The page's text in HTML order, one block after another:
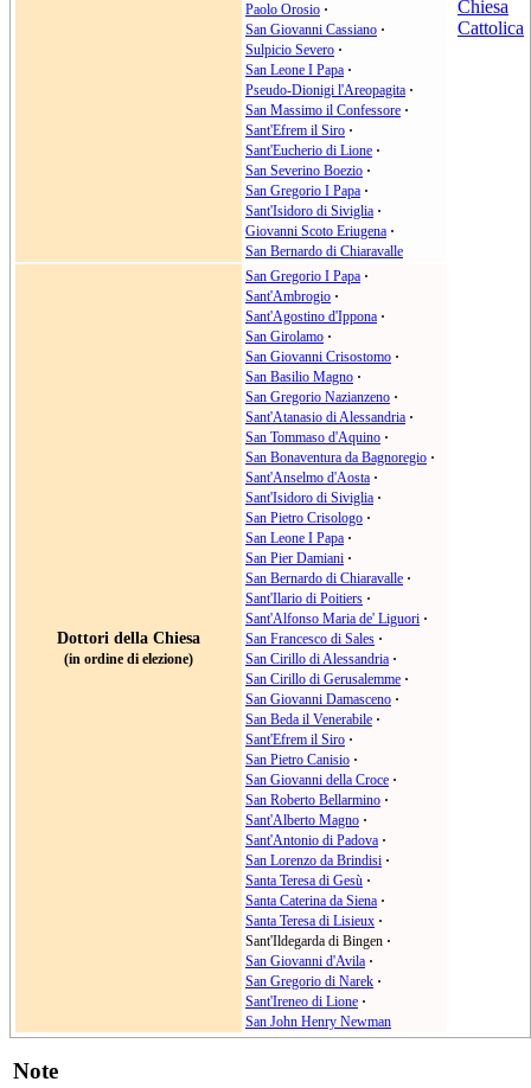
Paolo Orosio ·
San Giovanni Cassiano ·
Sulpicio Severo ·
San Leone I Papa ·
Pseudo-Dionigi l'Areopagita ·
San Massimo il Confessore ·
Sant'Efrem il Siro ·
Sant'Eucherio di Lione ·
San Severino Boezio ·
San Gregorio I Papa ·
Sant'Isidoro di Siviglia ·
Giovanni Scoto Eriugena ·
San Bernardo di Chiaravalle
Dottori della Chiesa
(in ordine di elezione)
San Gregorio I Papa ·
Sant'Ambrogio ·
Sant'Agostino d'Ippona ·
San Girolamo ·
San Giovanni Crisostomo ·
San Basilio Magno ·
San Gregorio Nazianzeno ·
Sant'Atanasio di Alessandria ·
San Tommaso d'Aquino ·
San Bonaventura da Bagnoregio ·
Sant'Anselmo d'Aosta ·
Sant'Isidoro di Siviglia ·
San Pietro Crisologo ·
San Leone I Papa ·
San Pier Damiani ·
San Bernardo di Chiaravalle ·
Sant'Ilario di Poitiers ·
Sant'Alfonso Maria de' Liguori ·
San Francesco di Sales ·
San Cirillo di Alessandria ·
San Cirillo di Gerusalemme ·
San Giovanni Damasceno ·
San Beda il Venerabile ·
Sant'Efrem il Siro ·
San Pietro Canisio ·
San Giovanni della Croce ·
San Roberto Bellarmino ·
Sant'Alberto Magno ·
Sant'Antonio di Padova ·
San Lorenzo da Brindisi ·
Santa Teresa di Gesù ·
Santa Caterina da Siena ·
Santa Teresa di Lisieux ·
Sant'Ildegarda di Bingen ·
San Giovanni d'Avila ·
San Gregorio di Narek ·
Sant'Ireneo di Lione ·
San John Henry Newman
Note